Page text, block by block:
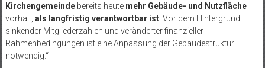
Kirchengemeindebereits heute mehr Gebäude- und Nutzfläche
vorhält, als langfristig verantwortbar ist. Vor dem Hintergrund
sinkender Mitgliederzahlen und veränderter finanzieller
Rahmenbedingungen ist eine Anpassung der Gebäudestruktur
notwendig.“